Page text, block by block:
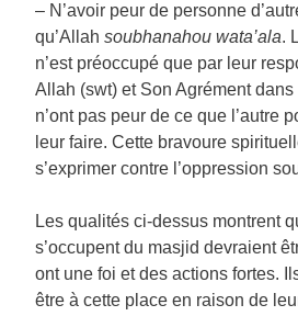
– N’avoir peur de personne
qu’Allah soubhanahou wata’ala.
n’est préoccupé que par leur
Allah (swt) et Son Agrément
n’ont pas peur de ce que l’autre
leur faire. Cette bravoure
s’exprimer contre l’oppression
Les qualités ci-dessus montrent
s’occupent du masjid devraient
ont une foi et des actions fortes.
être à cette place en raison de